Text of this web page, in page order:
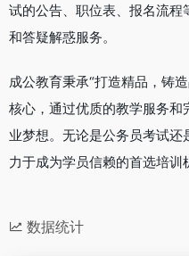
试的公告、职位表、报名流
和答疑解惑服务。
成公教育秉承“打造精品，铸
核心，通过优质的教学服务
业梦想。无论是公务员考试
力于成为学员信赖的首选培训
数据统计